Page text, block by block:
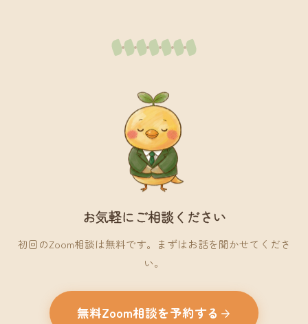
お気軽にご相談ください
初回のZoom相談は無料です。まずはお話を聞かせてくださ
い。
無料Zoom相談を予約する